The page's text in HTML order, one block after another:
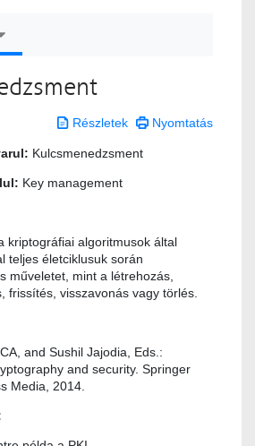
Részletek Nyomtatás
Kulcsmenedzsment
Key management
kriptográfiai algoritmusok által
teljes életciklusuk során
műveletet, mint a létrehozás,
frissítés, visszavonás vagy törlés.
and Sushil Jajodia, Eds.:
and security. Springer
Media, 2014.